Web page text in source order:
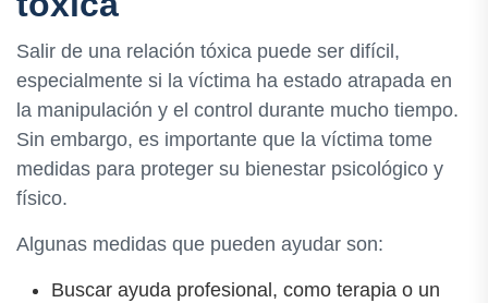
Salir de una relación tóxica puede ser difícil,
especialmente si la víctima ha estado atrapada en
la manipulación y el control durante mucho tiempo.
Sin embargo, es importante que la víctima tome
medidas para proteger su bienestar psicológico y
físico.
Algunas medidas que pueden ayudar son:
Buscar ayuda profesional, como terapia o un